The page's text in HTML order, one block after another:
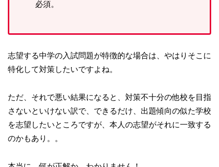
必須。
志望する中学の入試問題が特徴的な場合は、やはりそこに
特化して対策したいですよね。
ただ、それで悪い結果になると、対策不十分の他校を目指
さないといけない訳で、できるだけ、出題傾向の似た学校
を志望したいところですが、本人の志望がそれに一致する
のかもあり。。